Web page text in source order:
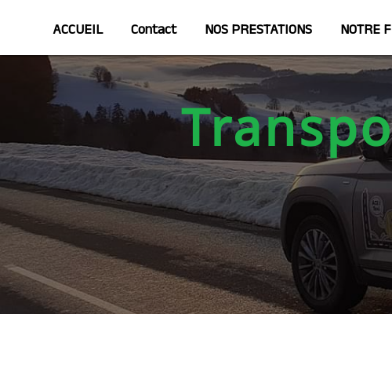
ACCUEIL Contact NOS PRESTATIONS NOTRE